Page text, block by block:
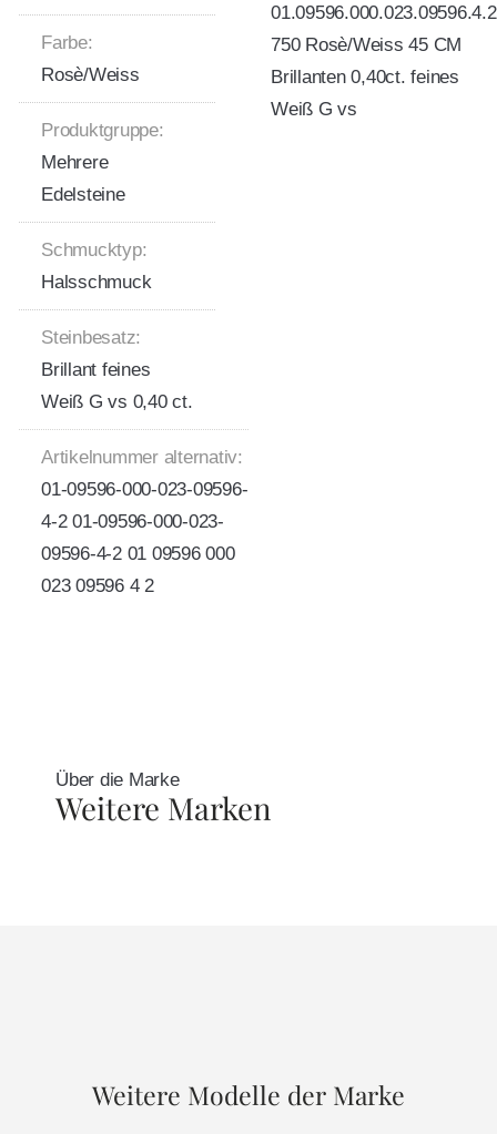
Farbe:
Rosè/Weiss
Produktgruppe:
Mehrere
Edelsteine
Schmucktyp:
Halsschmuck
Steinbesatz:
Brillant feines
Weiß G vs 0,40 ct.
Artikelnummer alternativ:
01-09596-000-023-09596-
4-2 01-09596-000-023-
09596-4-2 01 09596 000
023 09596 4 2
750 Rosè/Weiss 45 CM
Brillanten 0,40ct. feines
Weiß G vs
Über die Marke
Weitere Marken
Weitere Modelle der Marke